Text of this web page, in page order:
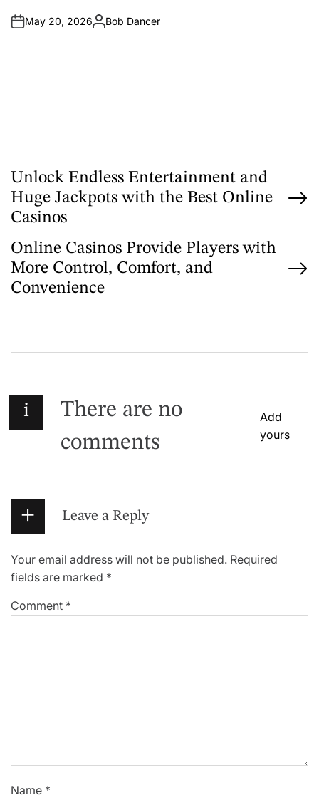
i
n
May 20, 2026A Bob Dancer
P
o
t
n
g
a
o
n
Unlock Endless Entertainment and
Huge Jackpots with the Best Online
Casinos
Online Casinos Provide Players with
More Control, Comfort, and
Convenience
i
There are no
comments
Add
yours
Leave a Reply
Your email address will not be published. Required
fields are marked *
Comment *
Name *